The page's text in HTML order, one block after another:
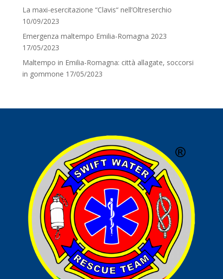
La maxi-esercitazione “Clavis“ nell’Oltreserchio
10/09/2023
Emergenza maltempo Emilia-Romagna 2023
17/05/2023
Maltempo in Emilia-Romagna: città allagate, soccorsi
in gommone 17/05/2023